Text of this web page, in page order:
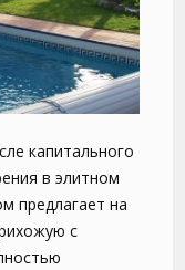
капитального
в элитном
предлагает на
с